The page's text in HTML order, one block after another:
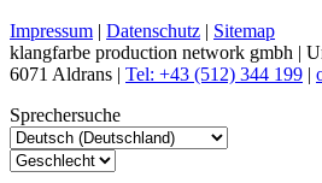
Impressum | Datenschutz | Sitemap
klangfarbe production network gmbh |
6071 Aldrans | Tel: +43 (512) 344 199 |
Sprechersuche